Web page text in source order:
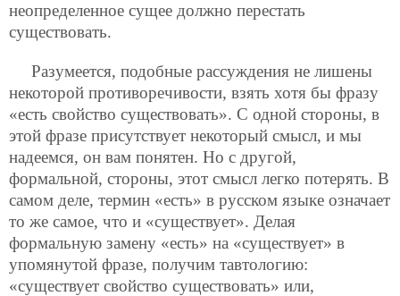
неопределенное сущее должно перестать
существовать.
Разумеется, подобные рассуждения не лишены
некоторой противоречивости, взять хотя бы фразу
«есть свойство существовать». С одной стороны, в
этой фразе присутствует некоторый смысл, и мы
надеемся, он вам понятен. Но с другой,
формальной, стороны, этот смысл легко потерять. В
самом деле, термин «есть» в русском языке означает
то же самое, что и «существует». Делая
формальную замену «есть» на «существует» в
упомянутой фразе, получим тавтологию:
«существует свойство существовать» или,